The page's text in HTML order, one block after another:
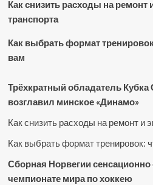
Как снизить расходы на ремонт
транспорта
Как выбрать формат
вам
Трёхкратный обладатель
возглавил минское «Динамо»
Как снизить расходы на ремонт и
Как выбрать формат тренировок:
Сборная Норвегии
чемпионате мира по хоккею